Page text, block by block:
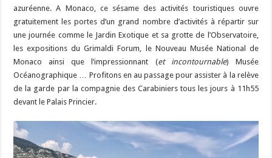
azuréenne. A Monaco, ce sésame des activités touristiques ouvre
gratuitement les portes d’un grand nombre d’activités à répartir sur
une journée comme le Jardin Exotique et sa grotte de l’Observatoire,
les expositions du Grimaldi Forum, le Nouveau Musée National de
Monaco ainsi que l’impressionnant (et incontournable) Musée
Océanographique … Profitons en au passage pour assister à la relève
de la garde par la compagnie des Carabiniers tous les jours à 11h55
devant le Palais Princier.